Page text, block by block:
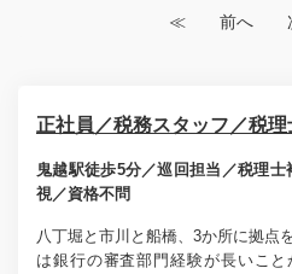
≪ 前へ
正社員／税務スタッフ／税
鬼越駅徒歩5分／巡回担当／税理
視／資格不問
八丁堀と市川と船橋、3か所に拠点
は銀行の審査部門経験が長いこ